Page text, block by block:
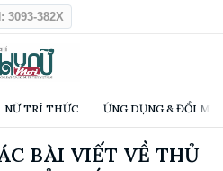
3093-382X
NỮ TRÍ THỨC ỨNG DỤNG & ĐỔI
BÀI VIẾT VỀ THỦ